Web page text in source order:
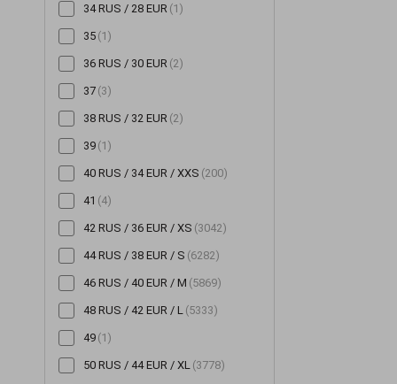
Чепчики (2)
Шалі та шарфи
Шапки(1334)
Шорти
Штани(705)
Шуби
34 RUS / 28 EUR (1)
35 (1)
36 RUS / 30 EUR (2)
37 (3)
38 RUS / 32 EUR (2)
39 (1)
40 RUS / 34 EUR / XXS (200)
41 (4)
42 RUS / 36 EUR / XS (3042)
44 RUS / 38 EUR / S (6282)
46 RUS / 40 EUR / M (5869)
48 RUS / 42 EUR / L (5333)
49 (1)
50 RUS / 44 EUR / XL (3778)